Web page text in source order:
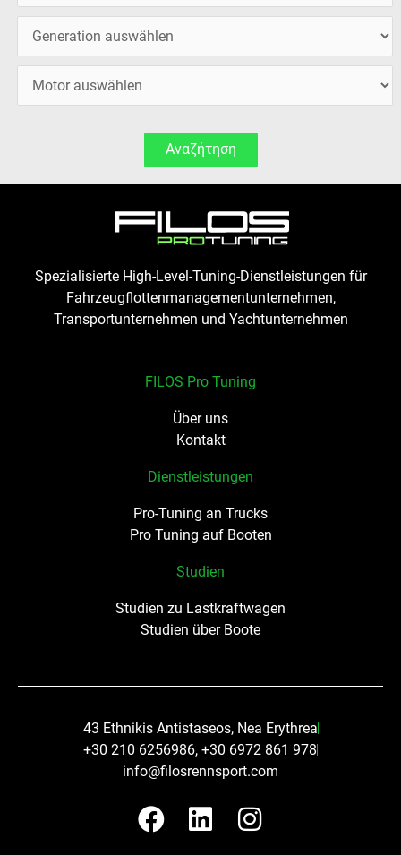
Αναζήτηση
Spezialisierte High-Level-Tuning-Dienstleistungen für
Fahrzeugflottenmanagementunternehmen,
Transportunternehmen und Yachtunternehmen
FILOS Pro Tuning
Über uns
Kontakt
Dienstleistungen
Pro-Tuning an Trucks
Pro Tuning auf Booten
Studien
Studien zu Lastkraftwagen
Studien über Boote
43 Ethnikis Antistaseos, Nea Erythrea
+30 210 6256986, +30 6972 861 978
info@filosrennsport.com
F
a
L
i
I
n